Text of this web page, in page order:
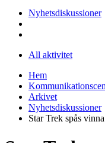
Nyhetsdiskussioner
All aktivitet
Hem
Arkivet
Nyhetsdiskussioner
Star Trek spås